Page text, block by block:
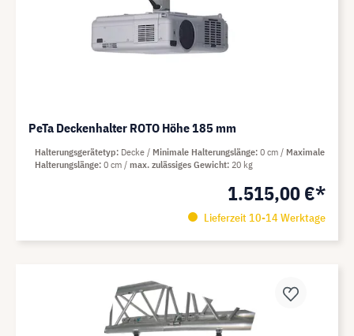
PeTa Deckenhalter ROTO Höhe 185 mm
1.515,00 €*
Lieferzeit 10-14 Werktage
Halterungsgerätetyp Decke Minimale Halterungslänge 0 cm
Maximale
Halterungslänge 0 cm max. zulässiges Gewicht 20 kg